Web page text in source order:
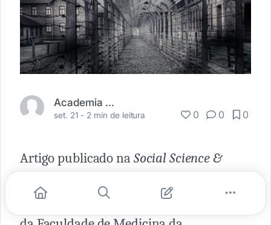
Academia Médica
set. 21 - 2 min de leitura 0 0 0
Artigo publicado naSocial Science &
sexóloga canadense Peggy J. Kleinplatz,